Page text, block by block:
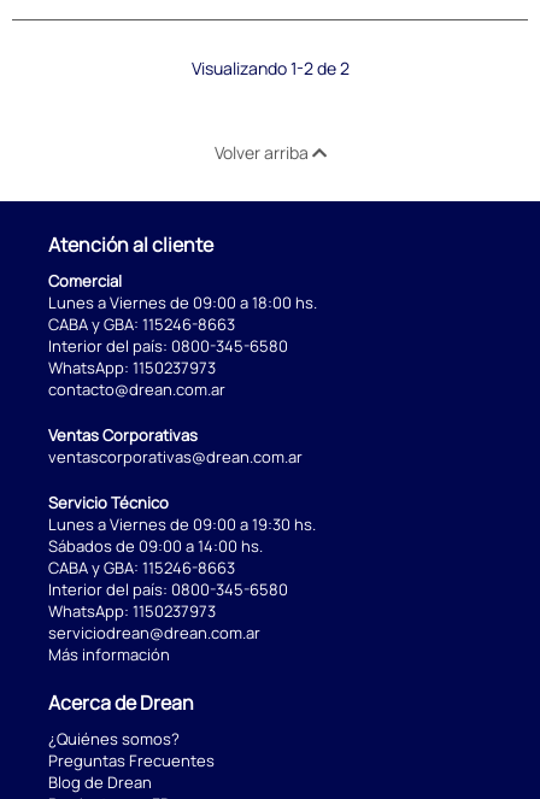
Visualizando 1-2 de 2
Volver arriba
Atención al cliente
Comercial
Lunes a Viernes de 09:00 a 18:00 hs.
CABA y GBA: 115246-8663
Interior del país: 0800-345-6580
WhatsApp: 1150237973
contacto@drean.com.ar
Ventas Corporativas
ventascorporativas@drean.com.ar
Servicio Técnico
Lunes a Viernes de 09:00 a 19:30 hs.
Sábados de 09:00 a 14:00 hs.
CABA y GBA: 115246-8663
Interior del país: 0800-345-6580
WhatsApp: 1150237973
serviciodrean@drean.com.ar
Más información
Acerca de Drean
¿Quiénes somos?
Preguntas Frecuentes
Blog de Drean